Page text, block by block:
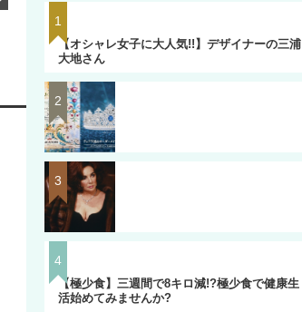
【オシャレ女子に大人気!!】デザイナーの三浦
大地さん
【創美展2026】帝国ホテル開催・NAGAHORI
主催の招待制宝飾展「創美展」に...
【20世紀のクレオパトラ】エリザベス・テイ
ラーに学ぶ”最強に女を楽しむ”ためのヒ...
【極少食】三週間で8キロ減!?極少食で健康生
活始めてみませんか?